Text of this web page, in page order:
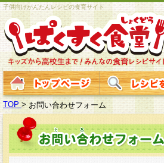
子供向けかんたんレシピの食育サイト
TOP > お問い合わせフォーム